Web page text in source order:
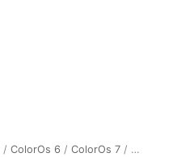
/ColorOs 6 /ColorOs 7 / TEMA OPPO